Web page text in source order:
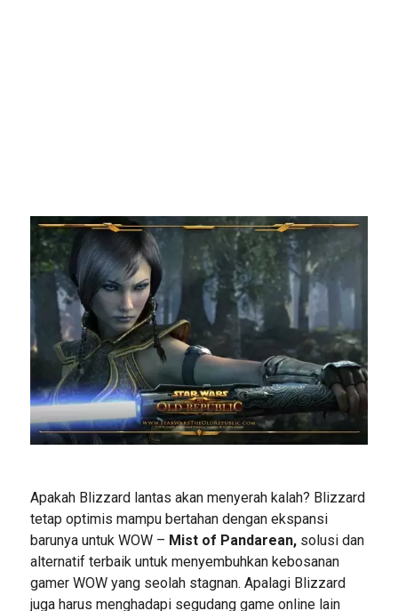
Apakah Blizzard lantas akan menyerah kalah? Blizzard
tetap optimis mampu bertahan dengan ekspansi
barunya untuk WOW – Mist of Pandarean, solusi dan
alternatif terbaik untuk menyembuhkan kebosanan
gamer WOW yang seolah stagnan. Apalagi Blizzard
juga harus menghadapi segudang game online lain